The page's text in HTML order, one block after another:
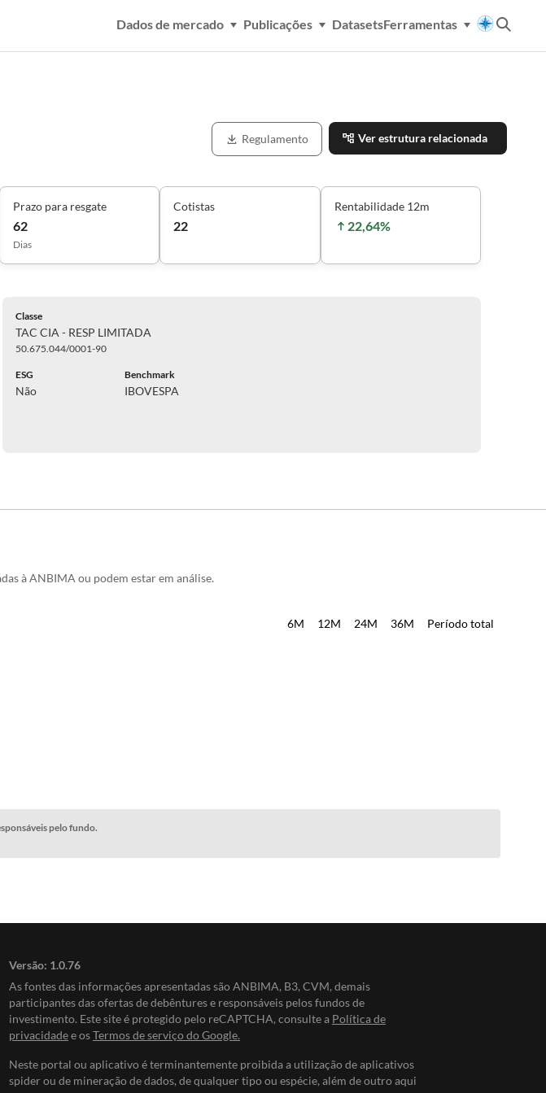
Dados de mercado Publicações DatasetsFerramentas
Regulamento Ver estrutura relacionada
Prazo para resgate
62
Dias
Cotistas
22
Rentabilidade 12m
22,64%
Classe
TAC CIA - RESP LIMITADA
50.675.044/0001-90
ESG
Não
Benchmark
IBOVESPA
à ANBIMA ou podem estar em análise.
6M 12M 24M 36M Período total
pelo fundo.
Versão: 1.0.76
As fontes das informações apresentadas são ANBIMA, B3, CVM, demais
participantes das ofertas de debêntures e responsáveis pelos fundos de
investimento. Este site é protegido pelo reCAPTCHA, consulte a Política de
privacidadee osTermos de serviço do Google.
Neste portal ou aplicativo é terminantemente proibida a utilização de aplicativos
spider ou de mineração de dados, de qualquer tipo ou espécie, além de outro aqui